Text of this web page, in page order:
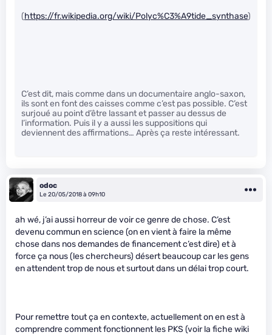
(https://fr.wikipedia.org/wiki/Polyc%C3%A9tide_synthase)
C’est dit, mais comme dans un documentaire anglo-saxon,
ils sont en font des caisses comme c’est pas possible. C’est
surjoué au point d’être lassant et passer au dessus de
l’information. Puis il y a aussi les suppositions qui
deviennent des affirmations… Après ça reste intéressant.
odoc
Le 20/05/2018 à 09h10
ah wé, j’ai aussi horreur de voir ce genre de chose. C’est
devenu commun en science (on en vient à faire la même
chose dans nos demandes de financement c’est dire) et à
force ça nous (les chercheurs) désert beaucoup car les gens
en attendent trop de nous et surtout dans un délai trop court.
Pour remettre tout ça en contexte, actuellement on en est à
comprendre comment fonctionnent les PKS (voir la fiche wiki